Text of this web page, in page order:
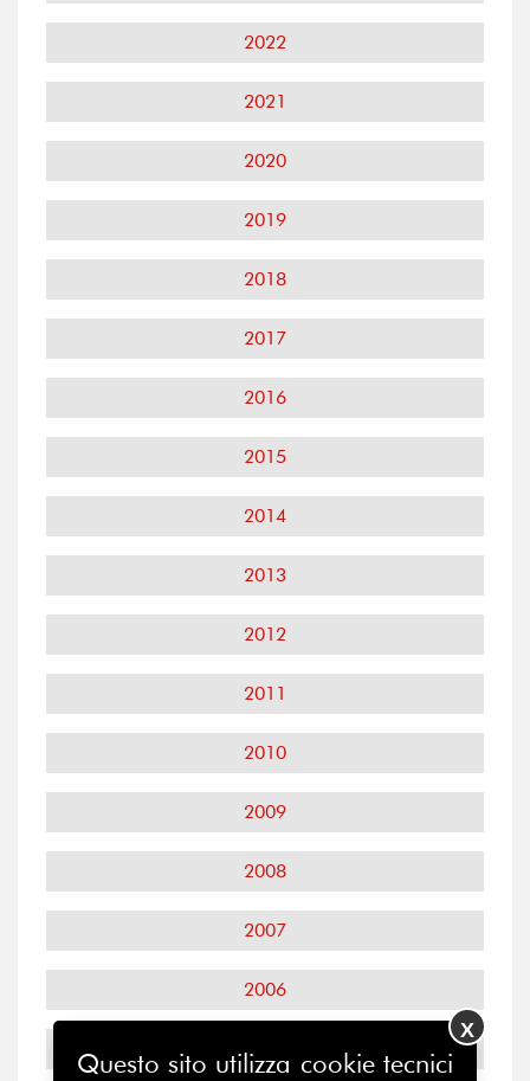
2022
2021
2020
2019
2018
2017
2016
2015
2014
2013
2012
2011
2010
2009
2008
2007
2006
2005
Questo sito utilizza cookie tecnici
X